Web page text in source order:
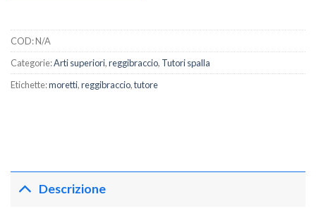
COD:N/A
Categorie:Arti superiori,reggibraccio, Tutori spalla
Etichette:moretti,reggibraccio,tutore
Descrizione